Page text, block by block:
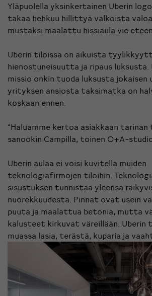
Yläpuolella yksinkertainen Uberin
takaa hehkuu hillittyä valkoista
mustaksi maalattu hissiaula vie
Uberin tiloissa on aikuista
hienostuneisuutta ja ripaus luksusta.
missio onkin tuoda luksusta
yrityksen ansiosta taksimatka on
koskaan ennen.
“Haluamme kertoa asiakkaan tarinan
sanookin Campilla, toinen O+A-
Uberin aulaa ei voisi kuvitella muiden
teknologiafirmojen tiloihin.
sisustuksen tunnistaa yleensä
nuorekkuudesta. Pinnat ovat usein
puuta ja maalattua betonia, mutta
kalusteet kirkuvat väreillään. Uberin
muassa lasia, terästä, kuparia ja